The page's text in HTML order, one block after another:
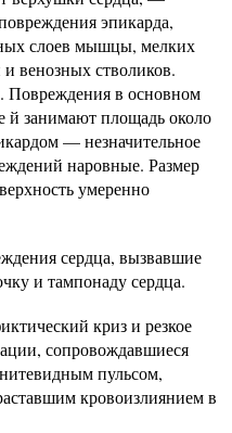
эпикарда,
слоев мышцы, мелких
венозных стволиков.
в основном
й занимают площадь около
— незначительное
наровные. Размер
умеренно
сердца, вызвавшие
и тампонаду сердца.
криз и резкое
сопровождавшиеся
пульсом,
кровоизлиянием в